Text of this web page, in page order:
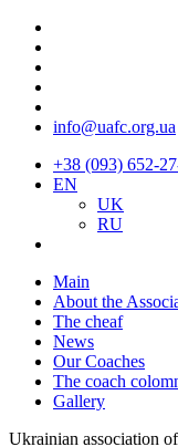
info@uafc.org.ua
+38 (093) 652-
EN
UK
RU
Main
About the
The cheaf
News
Our Coaches
The coach
Gallery
Ukrainian association